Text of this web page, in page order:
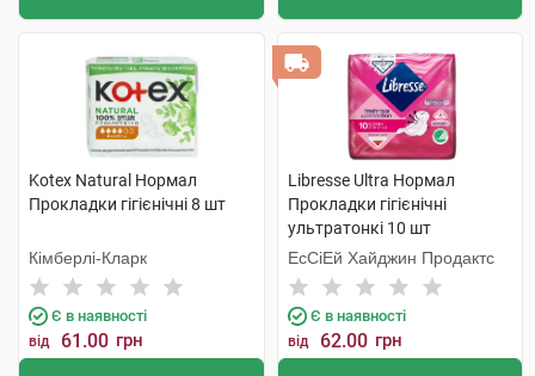
Kotex Natural Нормал
Прокладки гігієнічні 8 шт
Кімберлі-Кларк
Є в наявності
від 61.00 грн
Libresse Ultra Нормал
Прокладки гігієнічні
ультратонкі 10 шт
ЕсСіЕй Хайджин Продактс
Є в наявності
від 62.00 грн